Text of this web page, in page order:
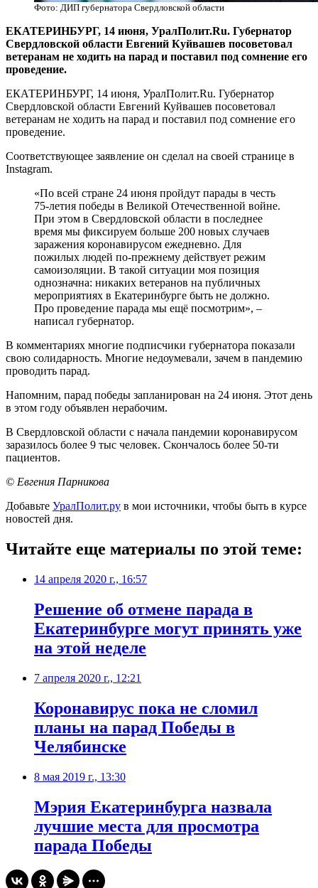
Фото: ДИП губернатора Свердловской области
ЕКАТЕРИНБУРГ, 14 июня, УралПолит.Ru. Губернатор
Свердловской области Евгений Куйвашев посоветовал
ветеранам не ходить на парад и поставил под сомнение его
проведение.
ЕКАТЕРИНБУРГ, 14 июня, УралПолит.Ru. Губернатор
Свердловской области Евгений Куйвашев посоветовал
ветеранам не ходить на парад и поставил под сомнение его
проведение.
Соответствующее заявление он сделал на своей странице в
Instagram.
«По всей стране 24 июня пройдут парады в честь
75-летия победы в Великой Отечественной войне.
При этом в Свердловской области в последнее
время мы фиксируем больше 200 новых случаев
заражения коронавирусом ежедневно. Для
пожилых людей по-прежнему действует режим
самоизоляции. В такой ситуации моя позиция
однозначна: никаких ветеранов на публичных
мероприятиях в Екатеринбурге быть не должно.
Про проведение парада мы ещё посмотрим», –
написал губернатор.
В комментариях многие подписчики губернатора показали
свою солидарность. Многие недоумевали, зачем в пандемию
проводить парад.
Напомним, парад победы запланирован на 24 июня. Этот день
в этом году объявлен нерабочим.
В Свердловской области с начала пандемии коронавирусом
заразилось более 9 тыс человек. Скончалось более 50-ти
пациентов.
© Евгения Парникова
Добавьте УралПолит.ру в мои источники, чтобы быть в курсе
новостей дня.
Читайте еще материалы по этой теме:
14 апреля 2020 г., 16:57
Решение об отмене парада в
Екатеринбурге могут принять уже
на этой неделе
7 апреля 2020 г., 12:21
Коронавирус пока не сломил
планы на парад Победы в
Челябинске
8 мая 2019 г., 13:30
Мэрия Екатеринбурга назвала
лучшие места для просмотра
парада Победы